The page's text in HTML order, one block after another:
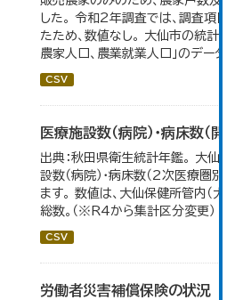
した。 令和2年調査では、調査項目・
たため、数値なし。 大仙市の統計「
農家人口、農業就業人口」のデータを
CSV
医療施設数（病院）・病床数（開設
出典：秋田県衛生統計年鑑。 大仙市
設数（病院）・病床数（2次医療圏別)
ます。 数値は、大仙保健所管内（大仙
総数。（※R4から集計区分変更）
CSV
労働者災害補償保険の状況